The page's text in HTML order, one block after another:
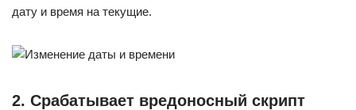
дату и время на текущие.
2. Срабатывает вредоносный скрипт